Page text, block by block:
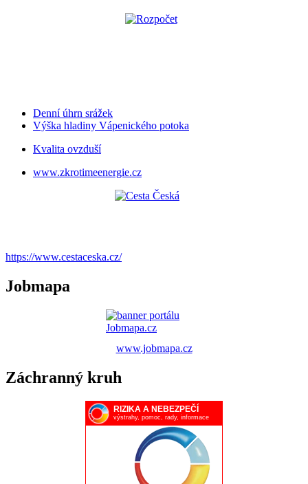
Denní úhrn srážek
Výška hladiny Vápenického potoka
Kvalita ovzduší
www.zkrotimeenergie.cz
https://www.cestaceska.cz/
Jobmapa
www.jobmapa.cz
Záchranný kruh